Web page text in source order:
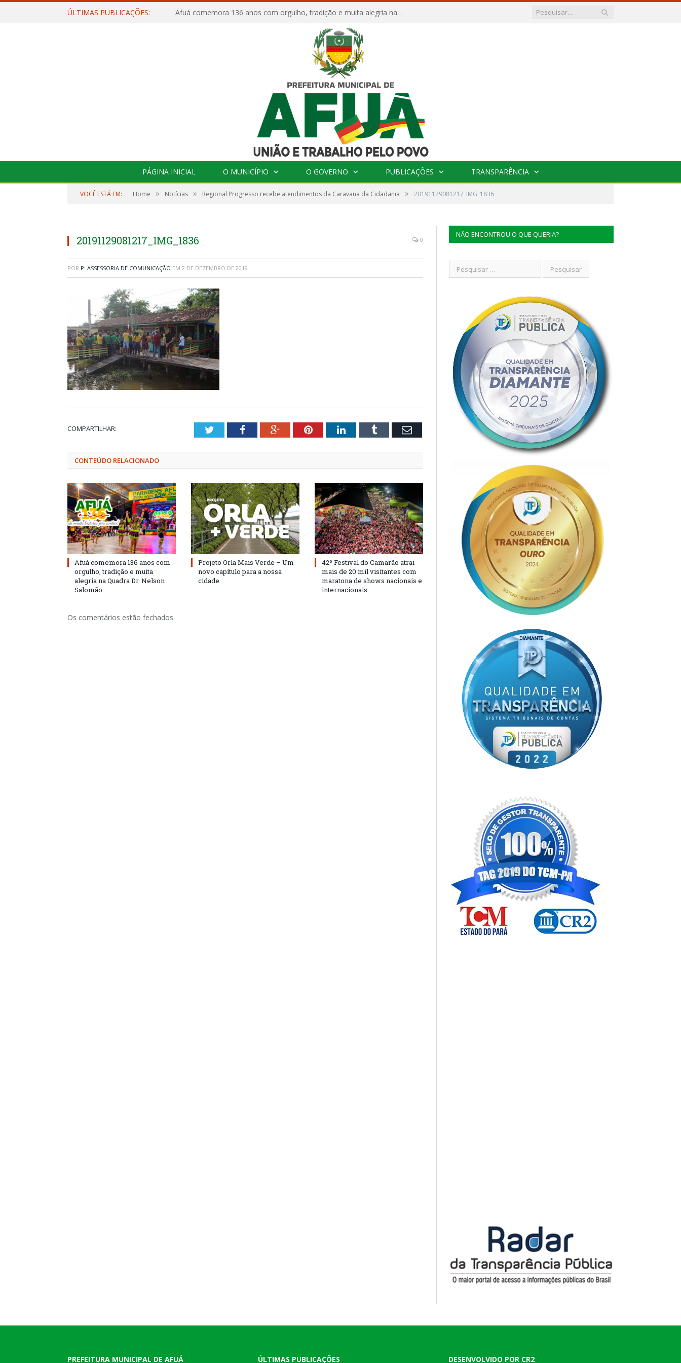
ÚLTIMAS PUBLICAÇÕES: Afuá comemora 136 anos com orgulho, tradição e muita alegria na Quadra Dr. Nelson Salomão
PÁGINA INICIAL O MUNICÍPIO O GOVERNO PUBLICAÇÕES TRANSPARÊNCIA
VOCÊ ESTÁ EM: Home » Notícias » Regional Progresso recebe atendimentos da Caravana da Cidadania » 20191129081217_IMG_1836
20191129081217_IMG_1836 0
POR P: ASSESSORIA DE COMUNICAÇÃO EM 2 DE DEZEMBRO DE 2019
COMPARTILHAR: TwitterFacebookGoogle+PinterestLinkedInTumblr Email
CONTEÚDO RELACIONADO
Afuá comemora 136 anos com
orgulho, tradição e muita
alegria na Quadra Dr. Nelson
Salomão
Projeto Orla Mais Verde – Um
novo capítulo para a nossa
cidade
42º Festival do Camarão atrai
mais de 20 mil visitantes com
maratona de shows nacionais e
internacionais
Os comentários estão fechados.
NÃO ENCONTROU O QUE QUERIA?
PREFEITURA MUNICIPAL DE AFUÁ ÚLTIMAS PUBLICAÇÕES DESENVOLVIDO POR CR2